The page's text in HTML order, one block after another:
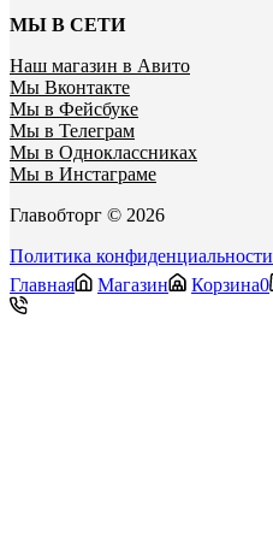
МЫ В СЕТИ
Наш магазин в Авито
Мы Вконтакте
Мы в Фейсбуке
Мы в Телеграм
Мы в Одноклассниках
Мы в Инстаграме
Главобторг © 2026
Политика конфиденциальности
Главная
Магазин Корзина0